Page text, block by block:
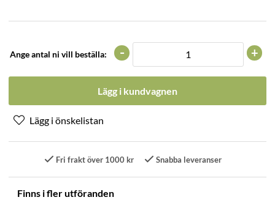
Ange antal ni vill beställa: +
-
Lägg i kundvagnen
Fri frakt över 1000 kr Snabba leveranser
Finns i fler utföranden